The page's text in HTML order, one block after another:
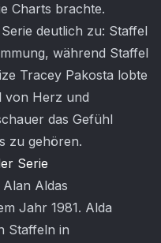
Charts brachte.
deutlich zu: Staffel
während Staffel
Tracey Pakosta lobte
von Herz und
das Gefühl
zu gehören.
Serie
Aldas
Jahr 1981. Alda
Staffeln in